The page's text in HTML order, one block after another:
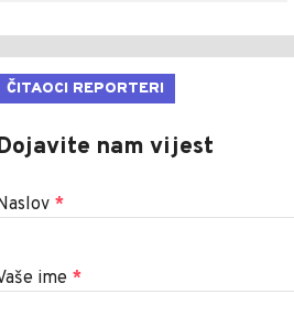
ČITAOCI REPORTERI
nam vijest
*
ime *